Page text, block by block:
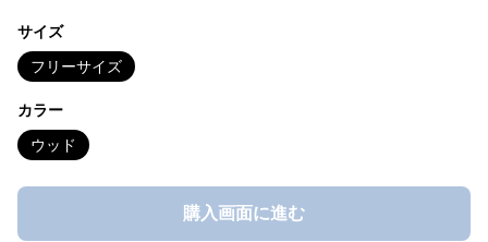
サイズ
フリーサイズ
カラー
ウッド
購入画面に進む